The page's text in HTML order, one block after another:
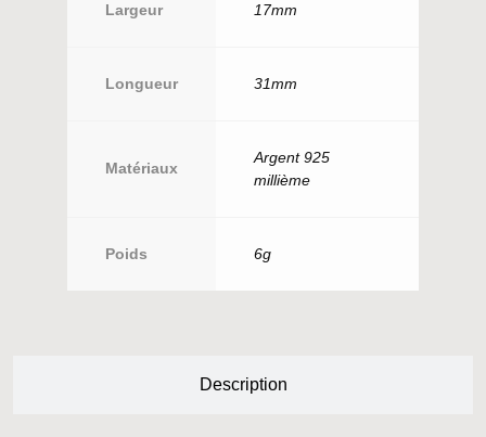
Description
Largeur 17mm
Longueur 31mm
Matériaux
Argent 925
millième
Poids 6g